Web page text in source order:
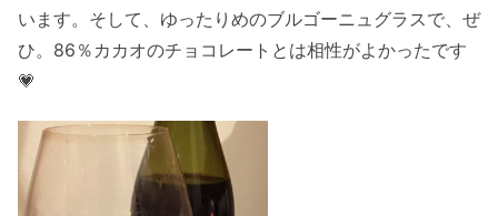
います。そして、ゆったりめのブルゴーニュグラスで、ぜ
ひ。86％カカオのチョコレートとは相性がよかったです
💗